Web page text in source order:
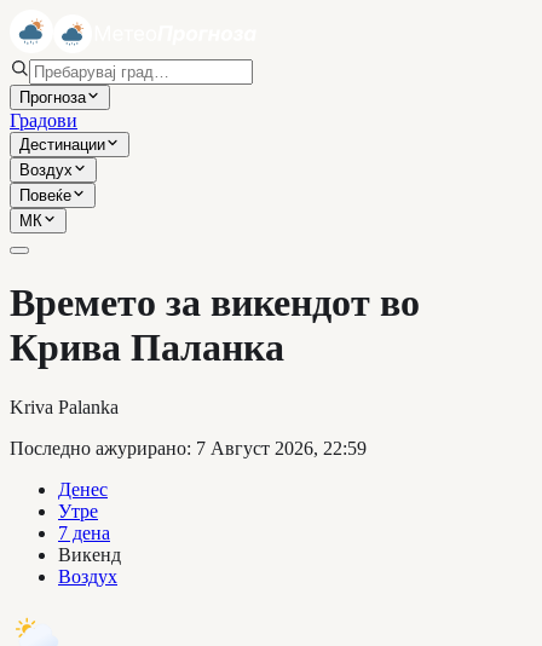
Прогноза
Градови
Дестинации
Воздух
Повеќе
МК
Времето за викендот во
Крива Паланка
Kriva Palanka
Последно ажурирано: 7 Август 2026, 22:59
Денес
Утре
7 дена
Викенд
Воздух